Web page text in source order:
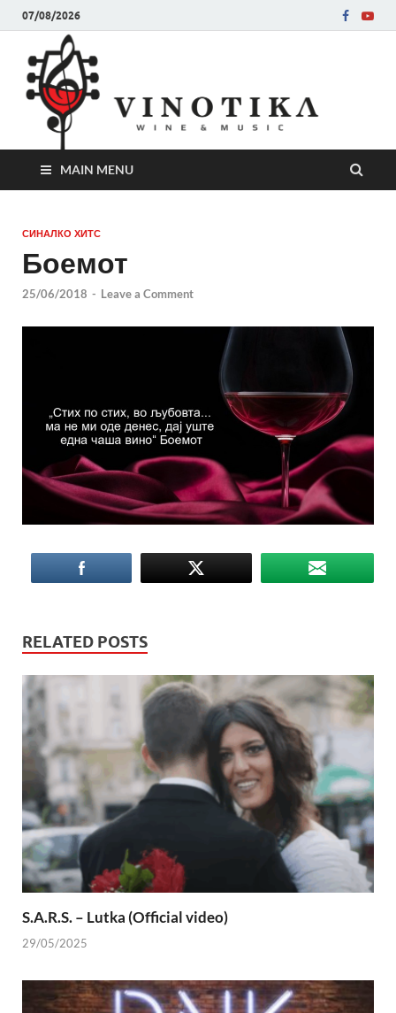
07/08/2026
MAIN MENU
СИНАЛКО ХИТС
Боемот
25/06/2018 - Leave a Comment
RELATED POSTS
S.A.R.S. – Lutka (Official video)
29/05/2025